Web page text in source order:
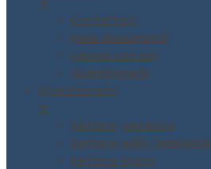
Contattaci
Invio documenti
Lavora con noi
Questionario
Questionario
▼
Settore generico
Settore edili /
Settore legno